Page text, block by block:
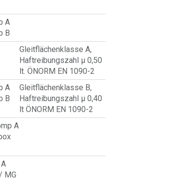
A
B
Gleitflächenklasse A,
Haftreibungszahl µ 0,50
lt. ÖNORM EN 1090-2
A
B
Gleitflächenklasse B,
Haftreibungszahl µ 0,40
lt ÖNORM EN 1090-2
A
MG